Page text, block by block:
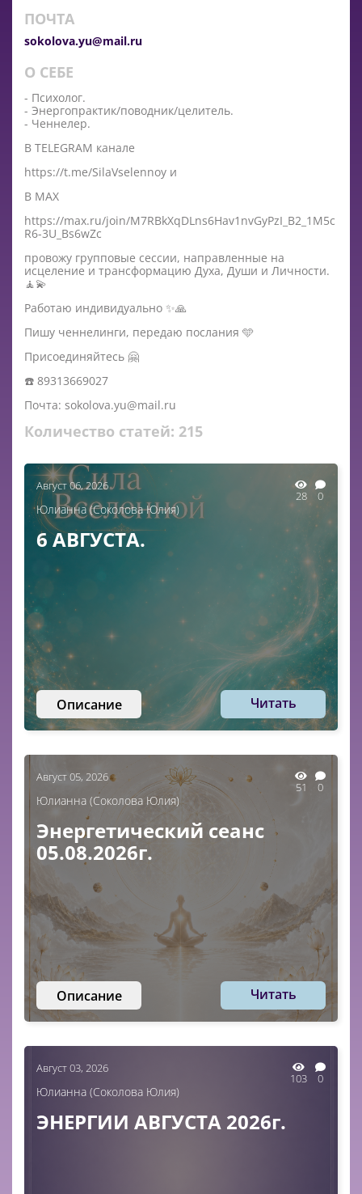
ПОЧТА
sokolova.yu@mail.ru
О СЕБЕ
- Психолог.
- Энергопрактик/поводник/целитель.
- Ченнелер.
В TELEGRAM канале
https://t.me/SilaVselennoy и
В MAX
https://max.ru/join/M7RBkXqDLns6Hav1nvGyPzI_B2_1M5c
R6-3U_Bs6wZc
провожу групповые сессии, направленные на
исцеление и трансформацию Духа, Души и Личности.
🧘💫
Работаю индивидуально ✨🙏
Пишу ченнелинги, передаю послания 🩵
Присоединяйтесь 🤗
☎️ 89313669027
Почта: sokolova.yu@mail.ru
Количество статей: 215
Август 06, 2026
28 0
Юлианна (Соколова Юлия)
6 АВГУСТА.
Описание Читать
Август 05, 2026
51 0
Юлианна (Соколова Юлия)
Энергетический сеанс
05.08.2026г.
Описание Читать
Август 03, 2026
103 0
Юлианна (Соколова Юлия)
ЭНЕРГИИ АВГУСТА 2026г.